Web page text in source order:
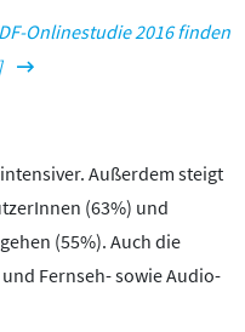
Onlinestudie 2016 finden
Außerdem steigt
(63%) und
(55%). Auch die
Fernseh- sowie Audio-